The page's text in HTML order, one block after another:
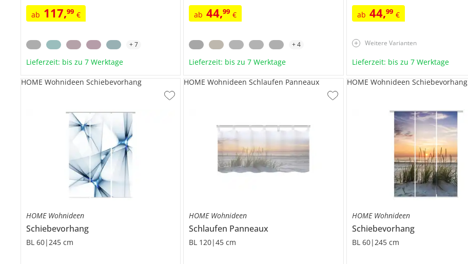
ab 117,99 €
+7
Lieferzeit: bis zu 7 Werktage
ab 44,99 €
+4
Lieferzeit: bis zu 7 Werktage
ab 44,99 €
Weitere Varianten
Lieferzeit: bis zu 7 Werktage
HOME Wohnideen
Schiebevorhang
BL 60|245 cm
HOME Wohnideen Schiebevorhang
HOME Wohnideen
Schlaufen Panneaux
BL 120|45 cm
HOME Wohnideen Schlaufen Panneaux
HOME Wohnideen
Schiebevorhang
BL 60|245 cm
HOME Wohnideen Schiebevorhang